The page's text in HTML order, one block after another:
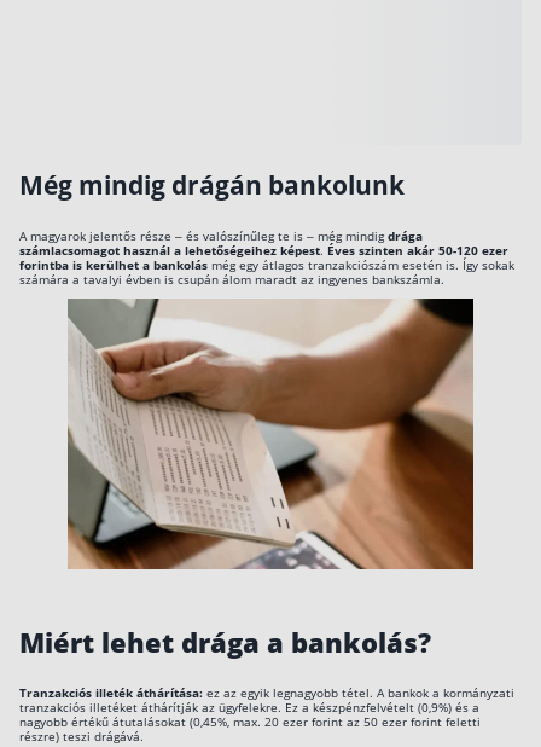
Blog
Kapcsolat
Kötelező biztosítás (KGFB)
Casco
Utasbiztosítás
Lakásbiztosítás útmutató – Hogyan válassz?
Lakásbiztosítás: válaszok az 50 leggyakoribb
kérdésre
Minősített Fogyasztóbarát Otthonbiztosítás
útmutató
Még mindig drágán bankolunk
A magyarok jelentős része – és valószínűleg te is – még mindigdrága
számlacsomagot használ a lehetőségeihez képest. Éves szinten akár 50-120 ezer
forintba is kerülhet a bankolás még egy átlagos tranzakciószám esetén is. Így sokak
számára a tavalyi évben is csupán álom maradt az ingyenes bankszámla.
Miért lehet drága a bankolás?
Tranzakciós illeték áthárítása: ez az egyik legnagyobb tétel. A bankok a kormányzati
tranzakciós illetéket áthárítják az ügyfelekre. Ez a készpénzfelvételt (0,9%) és a
nagyobb értékű átutalásokat (0,45%, max. 20 ezer forint az 50 ezer forint feletti
részre) teszi drágává.